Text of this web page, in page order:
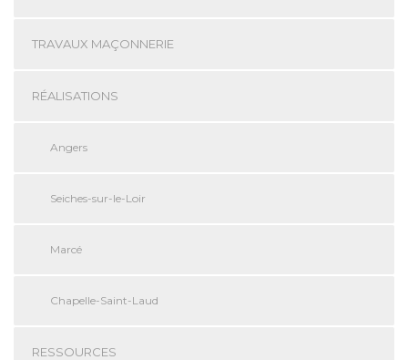
TRAVAUX MAÇONNERIE
RÉALISATIONS
Angers
Seiches-sur-le-Loir
Marcé
Chapelle-Saint-Laud
RESSOURCES